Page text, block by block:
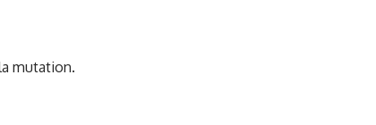
mutation.